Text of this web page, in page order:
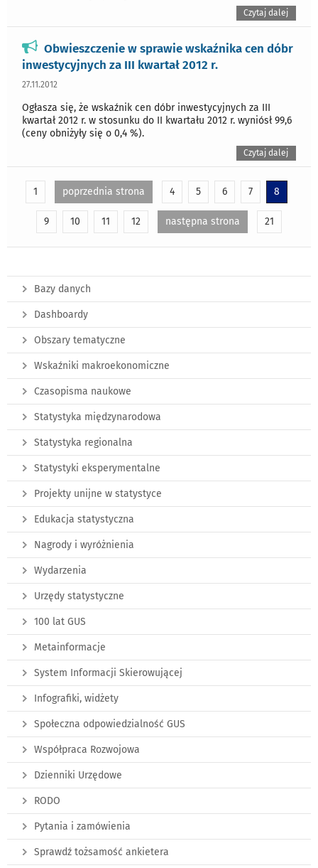
Czytaj dalej
Obwieszczenie w sprawie wskaźnika cen dóbr
inwestycyjnych za III kwartał 2012 r.
27.11.2012
Ogłasza się, że wskaźnik cen dóbr inwestycyjnych za III
kwartał 2012 r. w stosunku do II kwartału 2012 r. wyniósł 99,6
(ceny obniżyły się o 0,4 %).
Czytaj dalej
1 poprzednia strona 4 5 6 7 8
9 10 11 12 następna strona 21
Bazy danych
Dashboardy
Obszary tematyczne
Wskaźniki makroekonomiczne
Czasopisma naukowe
Statystyka międzynarodowa
Statystyka regionalna
Statystyki eksperymentalne
Projekty unijne w statystyce
Edukacja statystyczna
Nagrody i wyróżnienia
Wydarzenia
Urzędy statystyczne
100 lat GUS
Metainformacje
System Informacji Skierowującej
Infografiki, widżety
Społeczna odpowiedzialność GUS
Współpraca Rozwojowa
Dzienniki Urzędowe
RODO
Pytania i zamówienia
Sprawdź tożsamość ankietera